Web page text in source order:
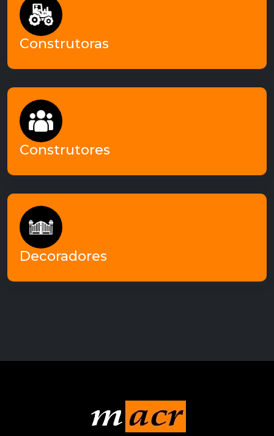
Construtoras
Empresas que atuam como construtoras atuam
em parceria com MACR diariamente!
Construtores
Construtores dos mais diversos segmentos
contam com os serviços da MACR!
Decoradores
constantemente em parceria com a MACR!